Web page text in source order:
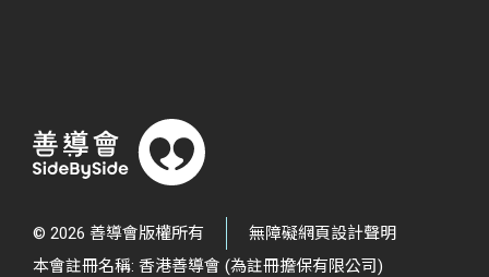
© 2026 善導會版權所有
無障礙網頁設計聲明
本會註冊名稱: 香港善導會 (為註冊擔保有限公司)